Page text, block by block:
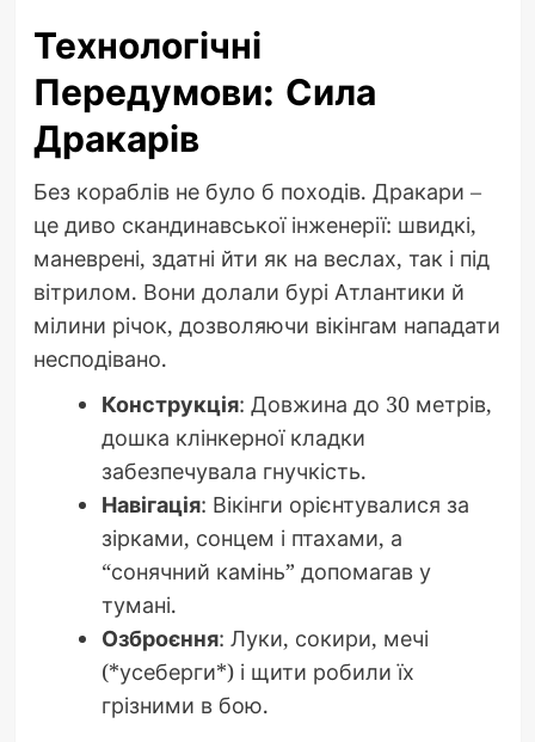
Технологічні
Передумови: Сила
Дракарів
Без кораблів не було б походів. Дракари –
це диво скандинавської інженерії: швидкі,
маневрені, здатні йти як на веслах, так і під
вітрилом. Вони долали бурі Атлантики й
мілини річок, дозволяючи вікінгам нападати
несподівано.
Конструкція: Довжина до 30 метрів,
дошка клінкерної кладки
забезпечувала гнучкість.
Навігація: Вікінги орієнтувалися за
зірками, сонцем і птахами, а
“сонячний камінь” допомагав у
тумані.
Озброєння: Луки, сокири, мечі
(*усеберги*) і щити робили їх
грізними в бою.